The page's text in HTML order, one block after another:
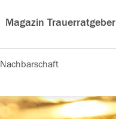
Magazin Trauerratgeber
Nachbarschaft